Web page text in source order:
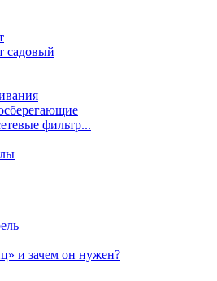
садовый
фильтр...
и зачем он нужен?